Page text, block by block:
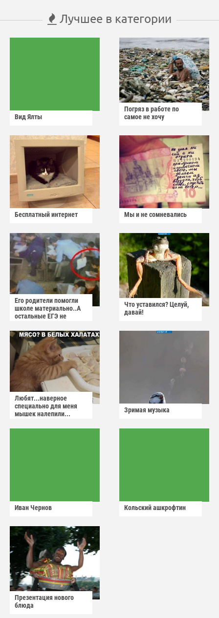
Лучшее в категории
Вид Ялты
Погряз в работе по
самое не хочу
Бесплатный интернет Мы и не сомневались
Его родители помогли
школе материально..А
остальные ЕГЭ не
Что уставился? Целуй,
давай!
Любят...наверное
специально для меня
мышек налепили...
Зримая музыка
Иван Чернов Кольский ашкрофтин
Презентация нового
блюда